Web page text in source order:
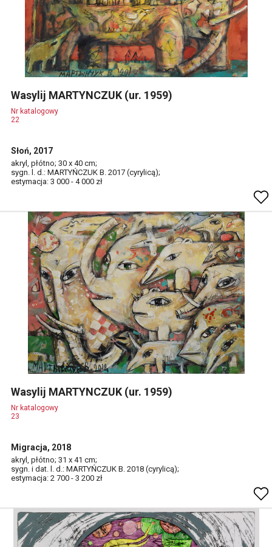
Wasylij MARTYNCZUK (ur. 1959)
Nr katalogowy
22
Słoń, 2017
akryl, płótno; 30 x 40 cm;
sygn. l. d.: MARTYŃCZUK B. 2017 (cyrylicą);
estymacja: 3 000 - 4 000 zł
Wasylij MARTYNCZUK (ur. 1959)
Nr katalogowy
23
Migracja, 2018
akryl, płótno; 31 x 41 cm;
sygn. i dat. l. d.: MARTYŃCZUK B. 2018 (cyrylicą);
estymacja: 2 700 - 3 200 zł